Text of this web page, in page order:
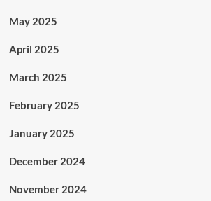
May 2025
April 2025
March 2025
February 2025
January 2025
December 2024
November 2024